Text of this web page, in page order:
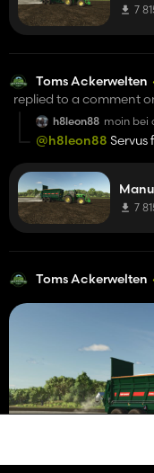
7
Toms Ackerwelten
replied to a comment
h8leon88 moin bei
wetikal
@h8leon88 Servus
7
Toms Ackerwelten